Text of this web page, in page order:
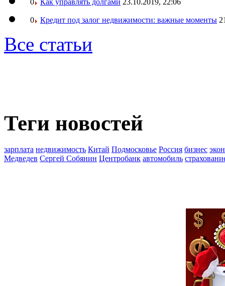
0 Кредит под залог недвижимости: важные моменты
Все статьи
Теги новостей
зарплата недвижимость Китай Подмосковье Россия бизнес
Медведев Сергей Собянин Центробанк автомобиль